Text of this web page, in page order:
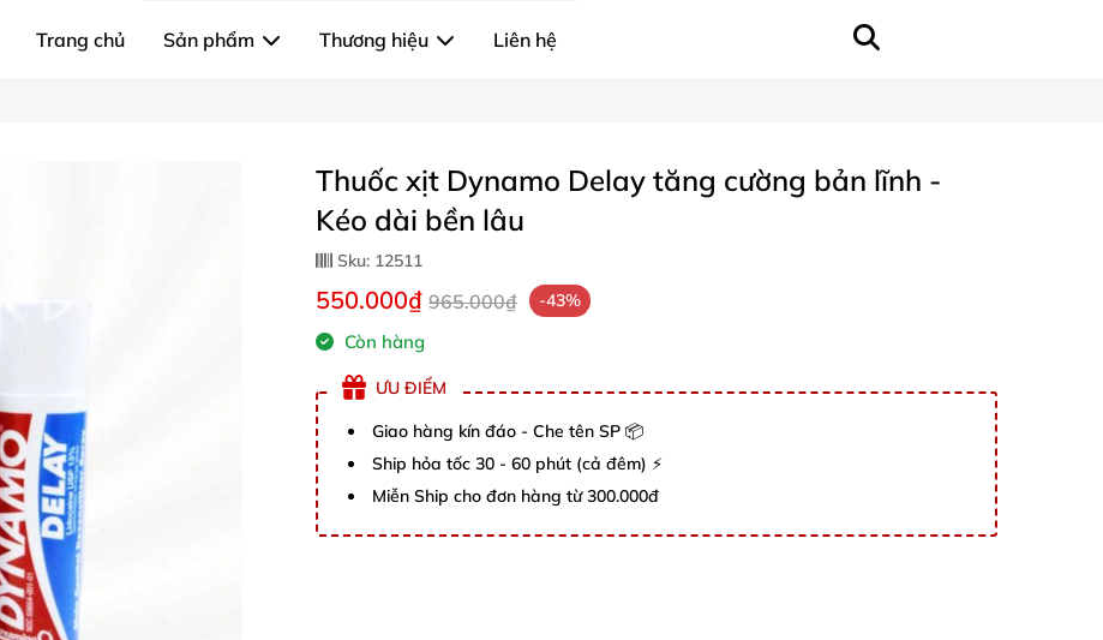
Trang chủ Sản phẩm Thương hiệu Liên hệ
Thuốc xịt Dynamo Delay tăng cường bản lĩnh -
Kéo dài bền lâu
Sku: 12511
550.000₫ 965.000₫ -43%
Còn hàng
ƯU ĐIỂM
Giao hàng kín đáo - Che tên SP 📦
Ship hỏa tốc 30 - 60 phút (cả đêm) ⚡
Miễn Ship cho đơn hàng từ 300.000đ